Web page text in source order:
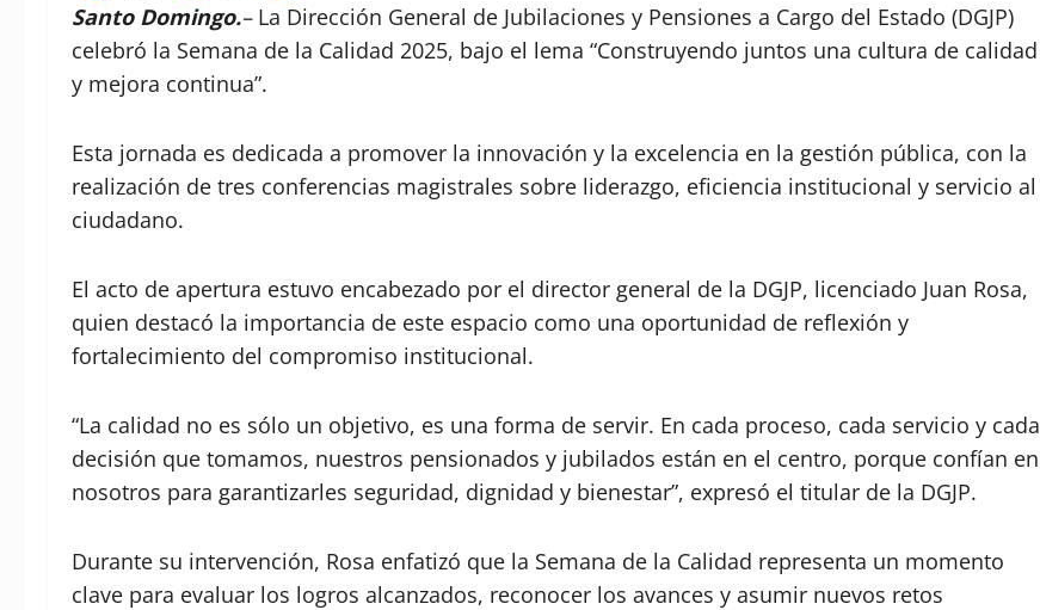
Santo Domingo.– La Dirección General de Jubilaciones y Pensiones a Cargo del Estado (DGJP)
celebró la Semana de la Calidad 2025, bajo el lema “Construyendo juntos una cultura de calidad
y mejora continua”.
Esta jornada es dedicada a promover la innovación y la excelencia en la gestión pública, con la
realización de tres conferencias magistrales sobre liderazgo, eficiencia institucional y servicio al
ciudadano.
El acto de apertura estuvo encabezado por el director general de la DGJP, licenciado Juan Rosa,
quien destacó la importancia de este espacio como una oportunidad de reflexión y
fortalecimiento del compromiso institucional.
“La calidad no es sólo un objetivo, es una forma de servir. En cada proceso, cada servicio y cada
decisión que tomamos, nuestros pensionados y jubilados están en el centro, porque confían en
nosotros para garantizarles seguridad, dignidad y bienestar”, expresó el titular de la DGJP.
Durante su intervención, Rosa enfatizó que la Semana de la Calidad representa un momento
clave para evaluar los logros alcanzados, reconocer los avances y asumir nuevos retos